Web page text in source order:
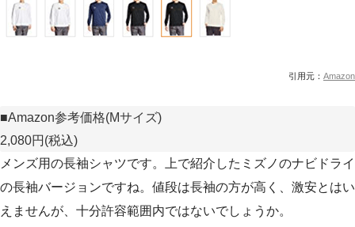
引用元： Amazon
■Amazon参考価格(Mサイズ)
2,080円(税込)
メンズ用の長袖シャツです。上で紹介したミズノのナビドライ
の長袖バージョンですね。値段は長袖の方が高く、激安とはい
えませんが、十分許容範囲内ではないでしょうか。